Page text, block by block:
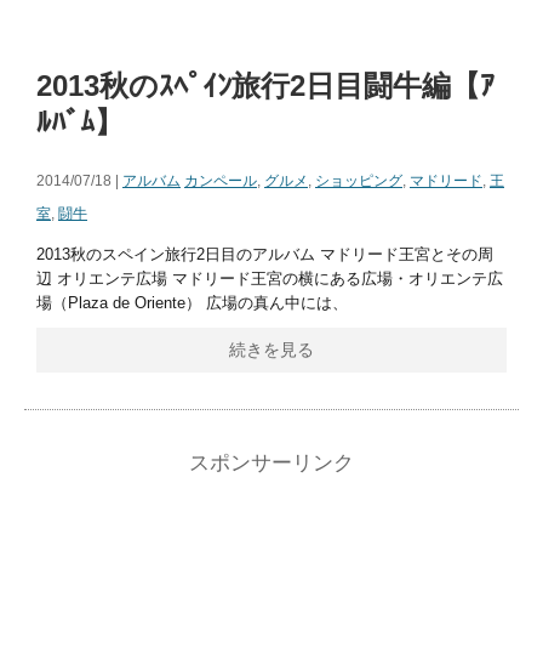
2013秋のｽﾍﾟｲﾝ旅行2日目闘牛編【ｱ
ﾙﾊﾞﾑ】
2014/07/18 | アルバム カンペール, グルメ , ショッピング, マドリード, 王
室, 闘牛
2013秋のスペイン旅行2日目のアルバム マドリード王宮とその周
辺 オリエンテ広場 マドリード王宮の横にある広場・オリエンテ広
場（Plaza de Oriente） 広場の真ん中には、
続きを見る
スポンサーリンク